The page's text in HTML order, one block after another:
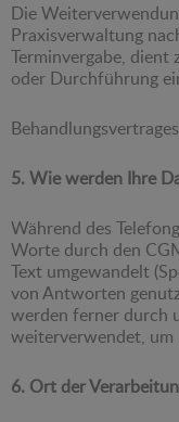
Die
Praxisverwaltung
Terminvergabe, dient
oder Durchführung
5. Wie werden Ihre
Während des
Worte durch den
Text umgewandelt
von Antworten
werden ferner durch
weiterverwendet, um
6. Ort der